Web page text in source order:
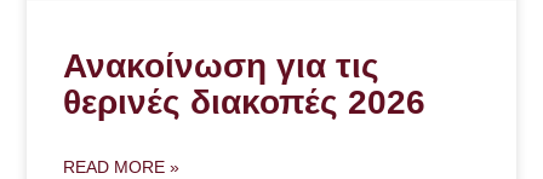
Ανακοίνωση για τις
θερινές διακοπές 2026
READ MORE »